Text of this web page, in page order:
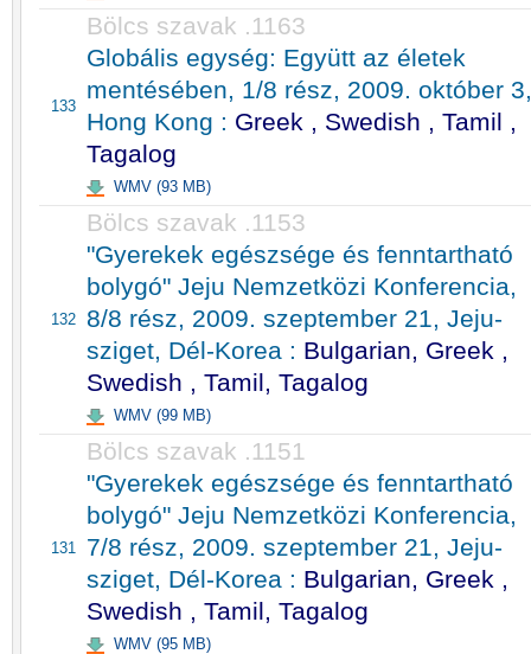
133
Bölcs szavak .1163
Globális egység: Együtt az életek
mentésében, 1/8 rész, 2009. október 3,
Hong Kong : Greek , Swedish , Tamil ,
Tagalog
WMV (93 MB)
132
Bölcs szavak .1153
"Gyerekek egészsége és fenntartható
bolygó" Jeju Nemzetközi Konferencia,
8/8 rész, 2009. szeptember 21, Jeju-
sziget, Dél-Korea : Bulgarian, Greek ,
Swedish , Tamil, Tagalog
WMV (99 MB)
131
Bölcs szavak .1151
"Gyerekek egészsége és fenntartható
bolygó" Jeju Nemzetközi Konferencia,
7/8 rész, 2009. szeptember 21, Jeju-
sziget, Dél-Korea : Bulgarian, Greek ,
Swedish , Tamil, Tagalog
WMV (95 MB)